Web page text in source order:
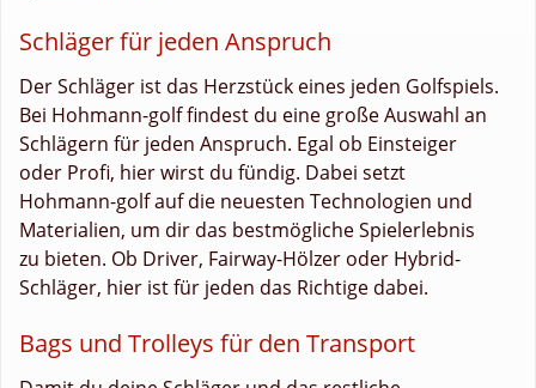
Schläger für jeden Anspruch
Der Schläger ist das Herzstück eines jeden Golfspiels.
Bei Hohmann-golf findest du eine große Auswahl an
Schlägern für jeden Anspruch. Egal ob Einsteiger
oder Profi, hier wirst du fündig. Dabei setzt
Hohmann-golf auf die neuesten Technologien und
Materialien, um dir das bestmögliche Spielerlebnis
zu bieten. Ob Driver, Fairway-Hölzer oder Hybrid-
Schläger, hier ist für jeden das Richtige dabei.
Bags und Trolleys für den Transport